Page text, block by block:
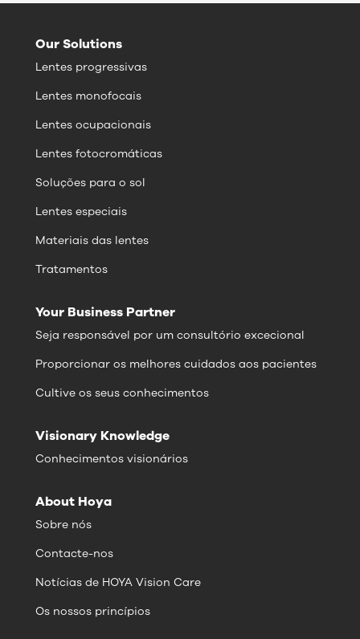
Our Solutions
Lentes progressivas
Lentes monofocais
Lentes ocupacionais
Lentes fotocromáticas
Soluções para o sol
Lentes especiais
Materiais das lentes
Tratamentos
Your Business Partner
Seja responsável por um consultório excecional
Proporcionar os melhores cuidados aos pacientes
Cultive os seus conhecimentos
Visionary Knowledge
Conhecimentos visionários
About Hoya
Sobre nós
Contacte-nos
Notícias de HOYA Vision Care
Os nossos princípios